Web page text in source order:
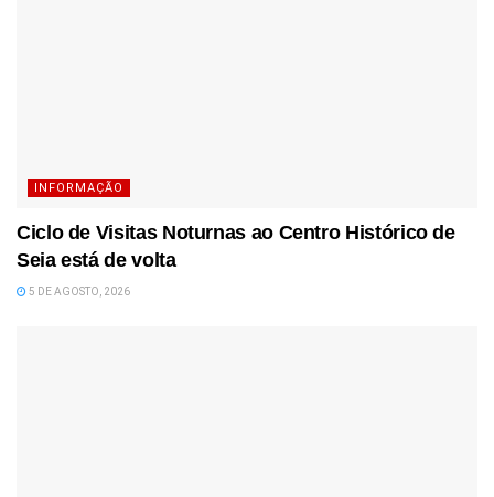
INFORMAÇÃO
Ciclo de Visitas Noturnas ao Centro Histórico de
Seia está de volta
5 DE AGOSTO, 2026